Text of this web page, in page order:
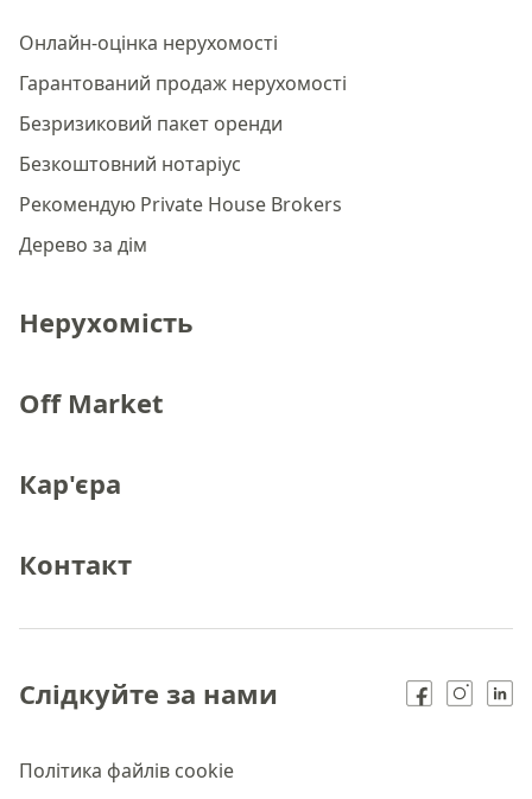
Онлайн-оцінка нерухомості
Гарантований продаж нерухомості
Безризиковий пакет оренди
Безкоштовний нотаріус
Рекомендую Private House Brokers
Дерево за дім
Нерухомість
Off Market
Кар'єра
Контакт
Політика файлів cookie
Слідкуйте за нами